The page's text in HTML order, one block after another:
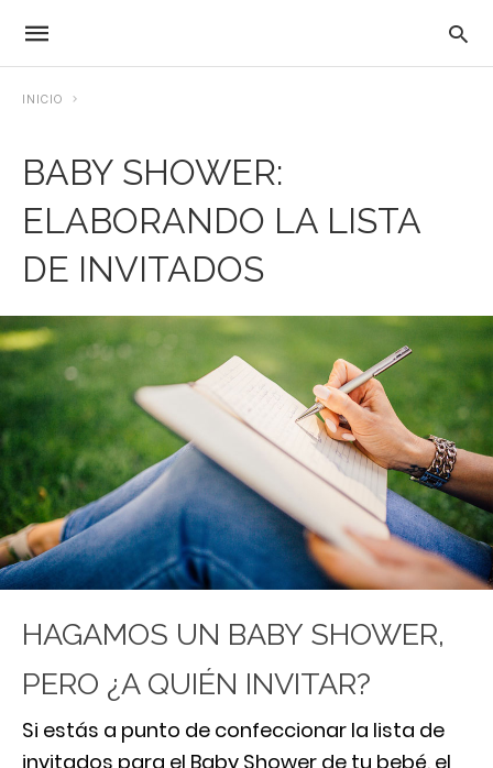
INICIO
BABY SHOWER:
ELABORANDO LA LISTA
DE INVITADOS
HAGAMOS UN BABY SHOWER,
PERO ¿A QUIÉN INVITAR?
Si estás a punto de confeccionar la lista de
invitados para el Baby Shower de tu bebé, el